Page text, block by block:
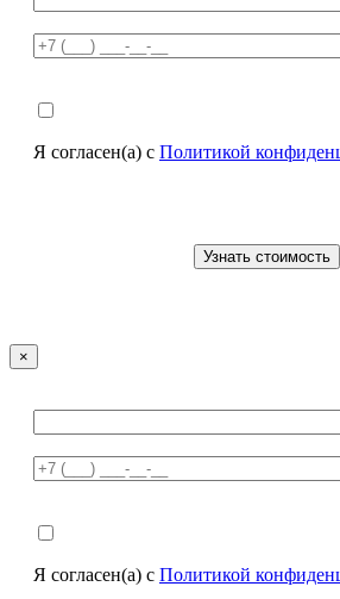
Я согласен(а) с Политикой
×
Я согласен(а) с Политикой